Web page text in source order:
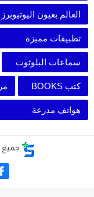
العالم بعيون اليوتيوبرز
تطبيقات مميزة
سماعات البلوثوت
كتب BOOKS
هواتف مدرعة